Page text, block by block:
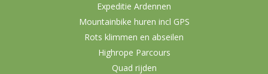
Expeditie Ardennen
Mountainbike huren incl GPS
Rots klimmen en abseilen
Highrope Parcours
Quad rijden